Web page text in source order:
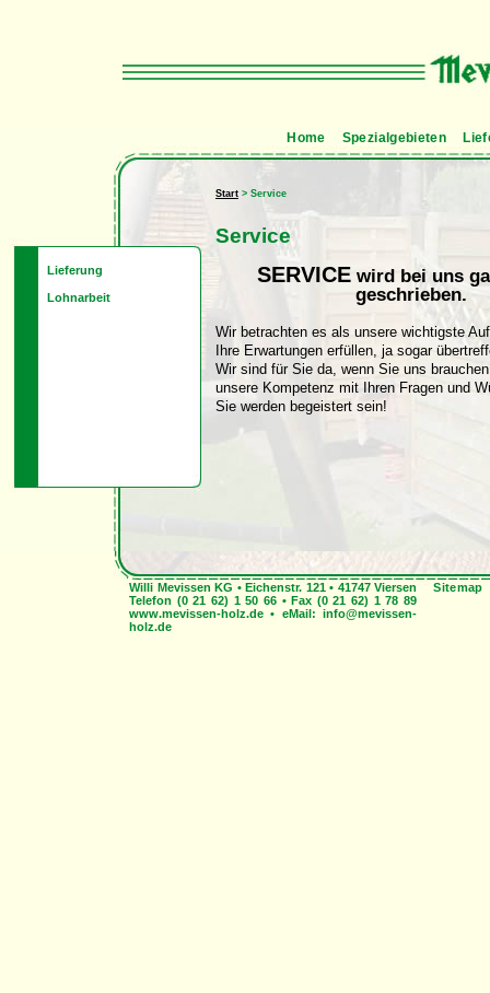
Home Spezialgebieten
Lieferung
Lohnarbeit
Start > Service
Service
SERVICE wird bei uns
geschrieben.
Wir betrachten es als unsere wichtigste
Ihre Erwartungen erfüllen, ja sogar
Wir sind für Sie da, wenn Sie uns
unsere Kompetenz mit Ihren Fragen und
Sie werden begeistert sein!
Willi Mevissen KG • Eichenstr. 121 • 41747 Viersen
Telefon (0 21 62) 1 50 66 • Fax (0 21 62) 1 78 89
www.mevissen-holz.de • eMail: info@mevissen-
holz.de
Sitemap